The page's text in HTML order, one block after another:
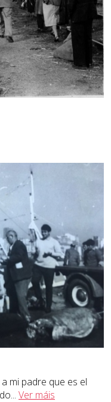
mi padre que es el
... Ver máis